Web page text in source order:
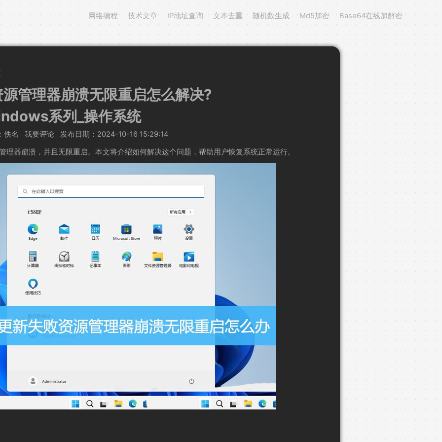
网络编程 技术文章 IP地址查询 文本去重 随机数生成 Md5加密 Base64在线加解密
管理器崩溃无限重启怎么解决?
系列_操作系统
佚名 我要评论 发布日期：2024-10-16 15:29:14
理器崩溃，并且无限重启。本文将介绍如何解决这个问题，帮助用户恢复系统正常运行。